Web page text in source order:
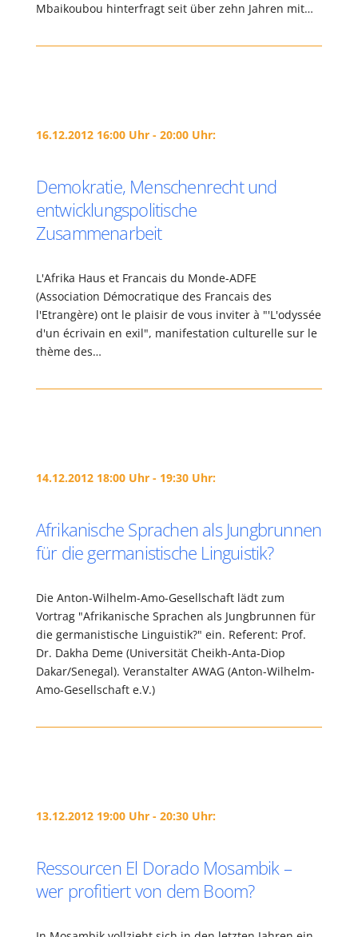
Mbaikoubou hinterfragt seit über zehn Jahren mit…
16.12.2012 16:00 Uhr - 20:00 Uhr:
Demokratie, Menschenrecht und
entwicklungspolitische
Zusammenarbeit
L'Afrika Haus et Francais du Monde-ADFE
(Association Démocratique des Francais des
l'Etrangère) ont le plaisir de vous inviter à "'L'odyssée
d'un écrivain en exil", manifestation culturelle sur le
thème des…
14.12.2012 18:00 Uhr - 19:30 Uhr:
Afrikanische Sprachen als Jungbrunnen
für die germanistische Linguistik?
Die Anton-Wilhelm-Amo-Gesellschaft lädt zum
Vortrag "Afrikanische Sprachen als Jungbrunnen für
die germanistische Linguistik?" ein. Referent: Prof.
Dr. Dakha Deme (Universität Cheikh-Anta-Diop
Dakar/Senegal). Veranstalter AWAG (Anton-Wilhelm-
Amo-Gesellschaft e.V.)
13.12.2012 19:00 Uhr - 20:30 Uhr:
Ressourcen El Dorado Mosambik –
wer profitiert von dem Boom?